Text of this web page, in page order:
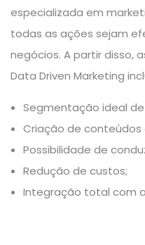
especializada em
todas as ações sejam
negócios. A partir disso,
Data Driven Marketing
Segmentação ideal
Criação de conteúdos
Possibilidade de
Redução de custos;
Integração total com